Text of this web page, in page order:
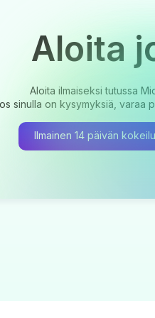
Aloita
Aloita ilmaiseksi tutussa
sinulla on kysymyksiä, varaa
Ilmainen 14 päivän kokeilu